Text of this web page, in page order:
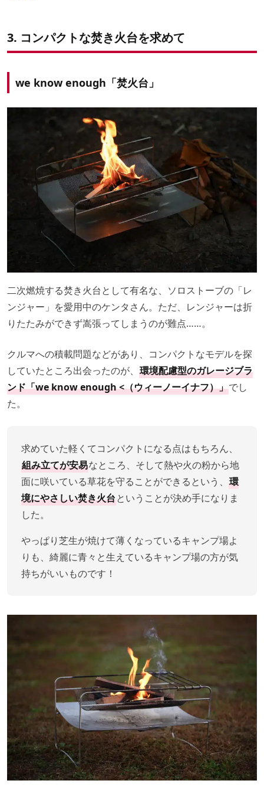
3. コンパクトな焚き火台を求めて
we know enough「焚火台」
二次燃焼する焚き火台として有名な、ソロストーブの「レ
ンジャー」を愛用中のケンタさん。ただ、レンジャーは折
りたたみができず嵩張ってしまうのが難点……。
クルマへの積載問題などがあり、コンパクトなモデルを探
していたところ出会ったのが、 環境配慮型のガレージブラ
ンド「we know enough <（ウィーノーイナフ）」でし
た。
求めていた軽くてコンパクトになる点はもちろん、
組み立てが安易なところ、そして熱や火の粉から地
面に咲いている草花を守ることができるという、 環
境にやさしい焚き火台ということが決め手になりま
した。
やっぱり芝生が焼けて薄くなっているキャンプ場よ
りも、綺麗に青々と生えているキャンプ場の方が気
持ちがいいものです！